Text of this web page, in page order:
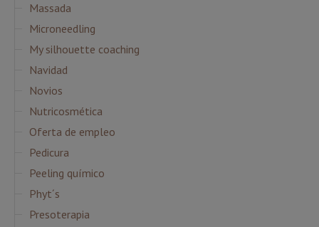
Massada
Microneedling
My silhouette coaching
Navidad
Novios
Nutricosmética
Oferta de empleo
Pedicura
Peeling químico
Phyt´s
Presoterapia